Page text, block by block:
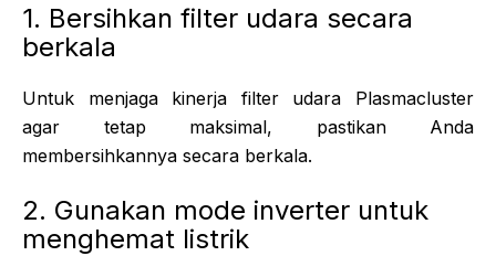
1. Bersihkan filter udara secara
berkala
Untuk menjaga kinerja filter udara Plasmacluster
agar tetap maksimal, pastikan Anda
membersihkannya secara berkala.
2. Gunakan mode inverter untuk
menghemat listrik